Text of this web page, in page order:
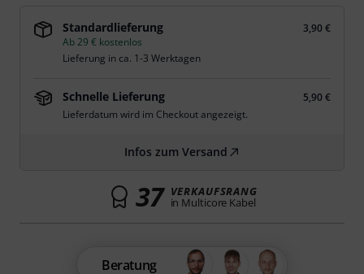
Standardlieferung
3,90 €
Ab 29 € kostenlos
Lieferung in ca. 1-3 Werktagen
Schnelle Lieferung
5,90 €
Lieferdatum wird im Checkout angezeigt.
Infos zum Versand
37 VERKAUFSRANG
in Multicore Kabel
Beratung